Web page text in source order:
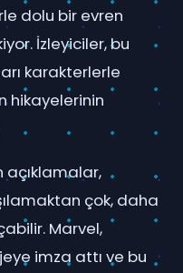
dolu bir evren
İzleyiciler, bu
karakterlerle
hikayelerinin
açıklamalar,
çok, daha
Marvel,
imza attı ve bu